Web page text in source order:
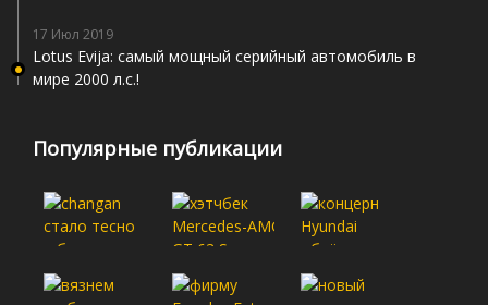
17 Июл 2019
Lotus Evija: самый мощный серийный автомобиль в
мире 2000 л.с.!
Популярные публикации